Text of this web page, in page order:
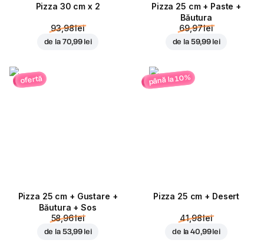
Pizza 30 cm x 2
93,98 lei
de la 70,99 lei
Pizza 25 cm + Paste +
Băutura
69,97 lei
de la 59,99 lei
ofertă
Pizza 25 cm + Gustare +
Băutura + Sos
58,96 lei
de la 53,99 lei
până la 10%
Pizza 25 cm + Desert
41,98 lei
de la40,99 lei